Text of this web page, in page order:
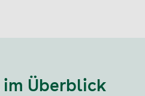
im Überblick